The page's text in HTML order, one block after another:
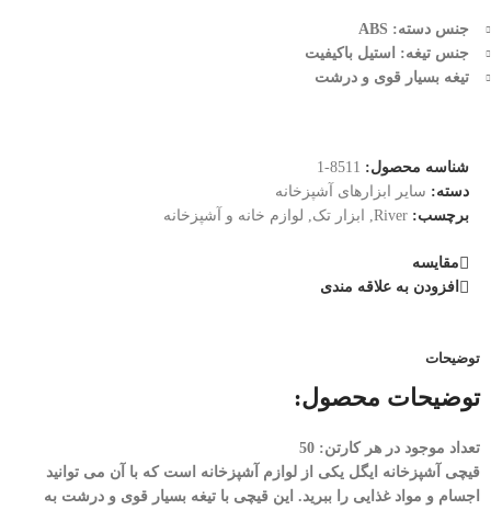
جنس دسته: ABS
جنس تیغه: استیل باکیفیت
تیغه بسیار قوی و درشت
شناسه محصول: 8511-1
دسته: سایر ابزارهای آشپزخانه
برچسب: River ابزار تک لوازم خانه و آشپزخانه
مقایسه
افزودن به علاقه مندی
توضیحات
توضیحات محصول:
تعداد موجود در هر کارتن: 50
قیچی آشپزخانه ایگل یکی از لوازم آشپزخانه است که با آن می توانید
اجسام و مواد غذایی را ببرید. این قیچی با تیغه بسیار قوی و درشت به